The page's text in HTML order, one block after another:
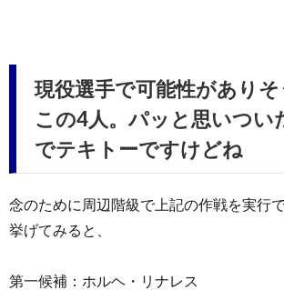
現役選手で可能性があり
この4人。パッと思いつい
でテキトーですけどね
念のために周辺階級で上記の作戦を実行
挙げてみると、
第一候補：ホルヘ・リナレス